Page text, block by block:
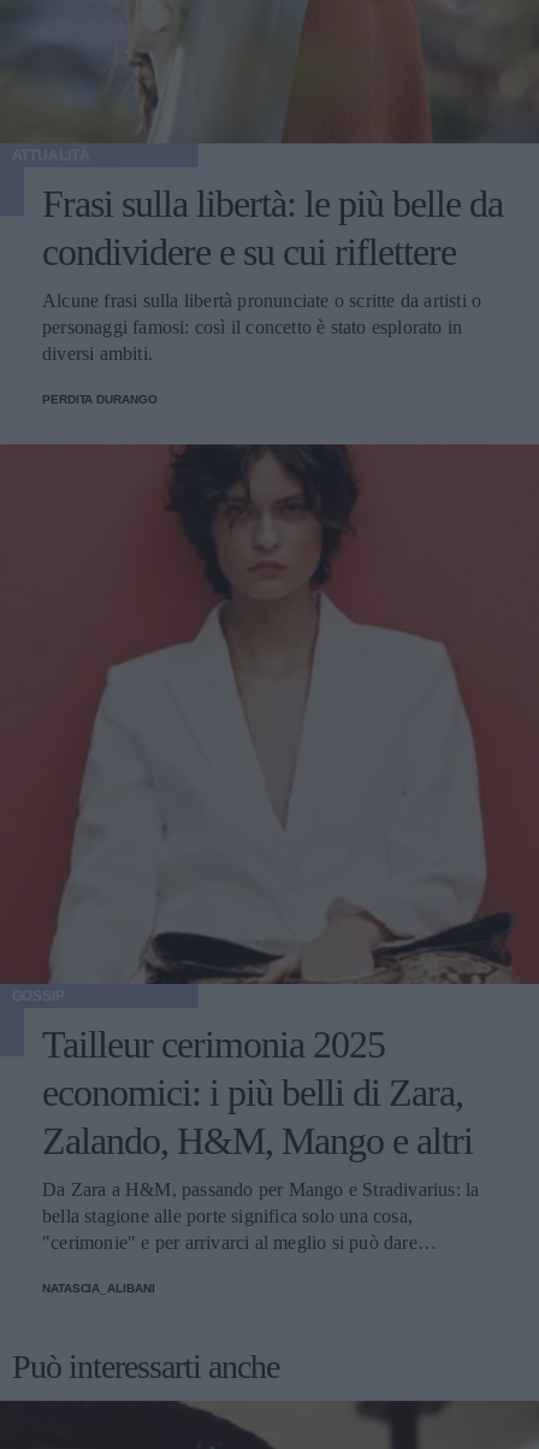
Frasi sulla libertà: le più belle da
condividere e su cui riflettere
Alcune frasi sulla libertà pronunciate o scritte da artisti o
personaggi famosi: così il concetto è stato esplorato in
diversi ambiti.
PERDITA DURANGO
Tailleur cerimonia 2025
economici: i più belli di Zara,
Zalando, H&M, Mango e altri
Da Zara a H&M, passando per Mango e Stradivarius: la
bella stagione alle porte significa solo una cosa,
"cerimonie" e per arrivarci al meglio si può dare
NATASCIA_ALIBANI
Può interessarti anche